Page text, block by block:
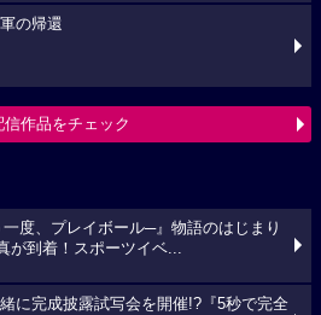
の帰還
信作品をチェック
一度、プレイボール─』物語のはじまり
が到着！スポーツイベ...
に完成披露試写会を開催!?『5秒で完全